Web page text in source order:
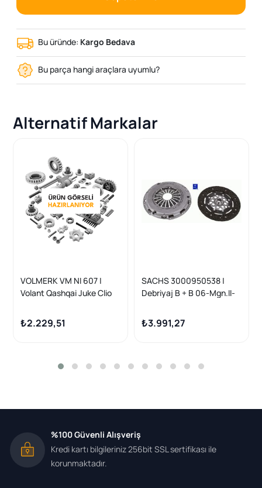
Bu üründe: Kargo Bedava
Bu parça hangi araçlara uyumlu?
Alternatif Markalar
VOLMERK VM NI 607 |
Volant Qashqai Juke Clio
₺2.229,51
SACHS 3000950538 |
Debriyaj B + B 06-Mgn.II-
1.5 DCI 100Hp *230*
₺3.991,27
%100 Güvenli Alışveriş
Kredi kartı bilgileriniz 256bit SSL sertifikası ile
korunmaktadır.